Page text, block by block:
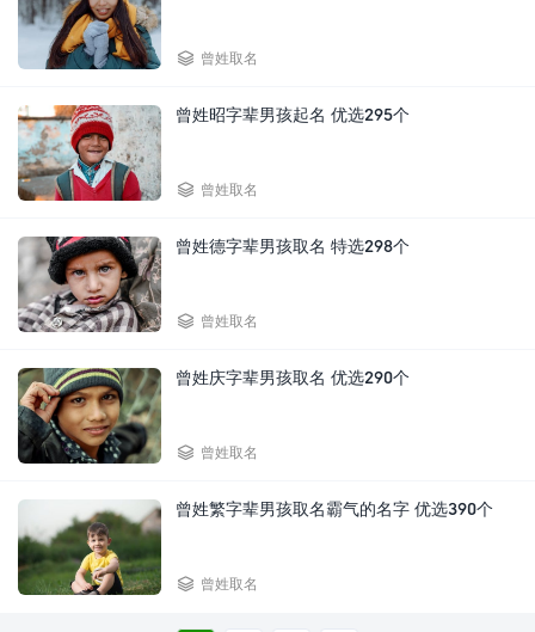
 曾姓取名
曾姓昭字辈男孩起名 优选295个
 曾姓取名
曾姓德字辈男孩取名 特选298个
 曾姓取名
曾姓庆字辈男孩取名 优选290个
 曾姓取名
曾姓繁字辈男孩取名霸气的名字 优选390个
 曾姓取名